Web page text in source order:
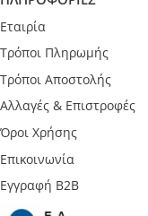
Εταιρία
Τρόποι Πληρωμής
Τρόποι Αποστολής
Αλλαγές & Επιστροφές
Όροι Χρήσης
Επικοινωνία
Εγγραφή B2B